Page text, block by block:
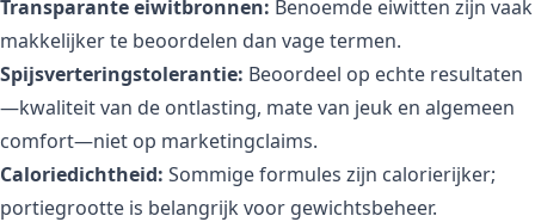
Transparante eiwitbronnen: Benoemde eiwitten zijn vaak
makkelijker te beoordelen dan vage termen.
Spijsverteringstolerantie: Beoordeel op echte resultaten
—kwaliteit van de ontlasting, mate van jeuk en algemeen
comfort—niet op marketingclaims.
Caloriedichtheid: Sommige formules zijn calorierijker;
portiegrootte is belangrijk voor gewichtsbeheer.